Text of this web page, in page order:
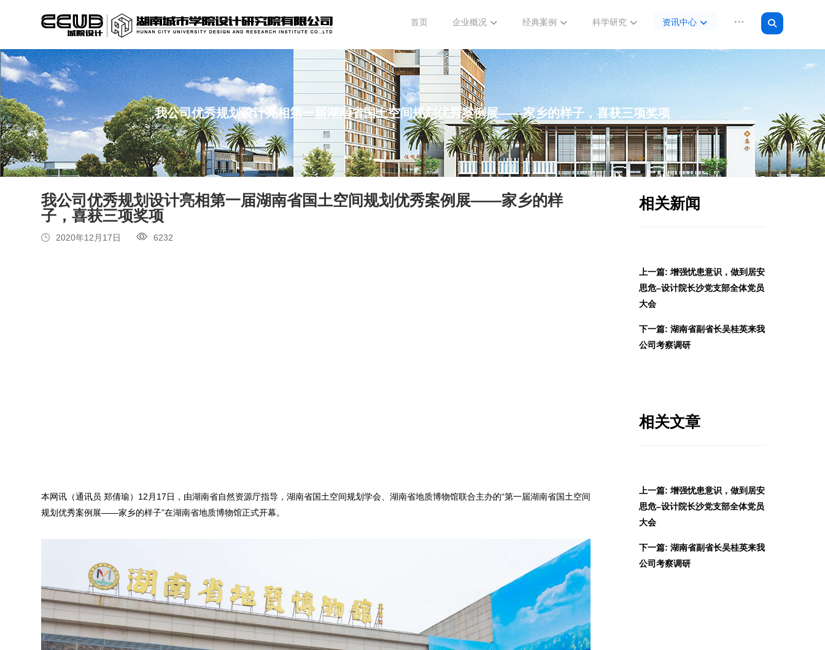
首页 企业概况 经典案例 科学研究 资讯中心
我公司优秀规划设计亮相第一届湖南省国土空间规划优秀案例展——家乡的样子，喜获三项奖项
我公司优秀规划设计亮相第一届湖南省国土空间规划优秀案例展——家乡的样
子，喜获三项奖项
2020年12月17日 6232
本网讯（通讯员 郑倩瑜）12月17日，由湖南省自然资源厅指导，湖南省国土空间规划学会、湖南省地质博物馆联合主办的“第一届湖南省国土空间
规划优秀案例展——家乡的样子”在湖南省地质博物馆正式开幕。
相关新闻
上一篇: 增强忧患意识，做到居安
思危–设计院长沙党支部全体党员
大会
下一篇: 湖南省副省长吴桂英来我
公司考察调研
相关文章
上一篇: 增强忧患意识，做到居安
思危–设计院长沙党支部全体党员
大会
下一篇: 湖南省副省长吴桂英来我
公司考察调研